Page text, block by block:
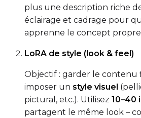
plus une description riche
éclairage et cadrage pour
apprenne le concept
LoRA de style (look & feel)
Objectif : garder le contenu
imposer un style visuel
pictural, etc.). Utilisez 10–40
partagent le même look –